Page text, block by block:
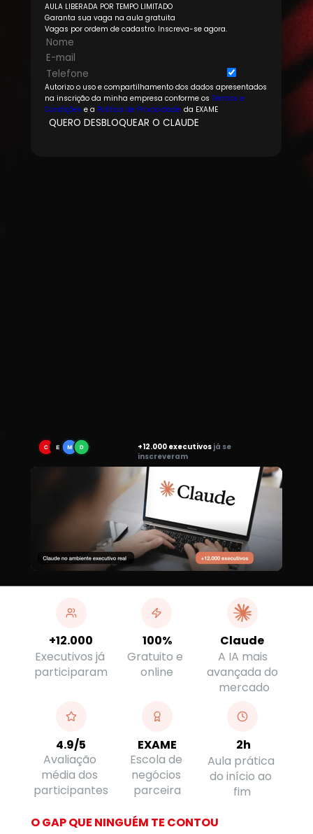
AULA LIBERADA POR TEMPO LIMITADO
Garanta sua vaga na aula gratuita
Vagas por ordem de cadastro. Inscreva-se agora.
Autorizo o uso e compartilhamento dos dados apresentados
na inscrição da minha empresa conforme os Termos e
Condições e a Política de Privacidade. da EXAME
+12.000 executivos já se
inscreveram
EXAME
4.9/5
Claude
100%
+12.000
2h
Escola de
negócios
parceira
Avaliação
média dos
participantes
A IA mais
avançada do
mercado
Gratuito e
online
Executivos já
participaram
Aula prática
do início ao
fim
O GAP QUE NINGUÉM TE CONTOU